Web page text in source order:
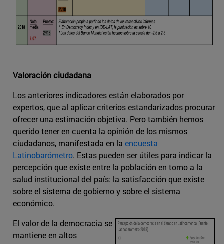
Valoración ciudadana
Los anteriores indicadores están elaborados por
expertos, que al aplicar criterios estandarizados procurar
ofrecer una estimación objetiva. Pero también hemos
querido tener en cuenta la opinión de los mismos
ciudadanos, manifestada en la encuesta
Latinobarómetro. Estas pueden ser útiles para indicar la
percepción que existe entre la población en torno a la
salud institucional del país: la satisfacción que existe
sobre el sistema de gobierno y sobre el sistema
económico.
El valor de la democracia se
mantiene en altos